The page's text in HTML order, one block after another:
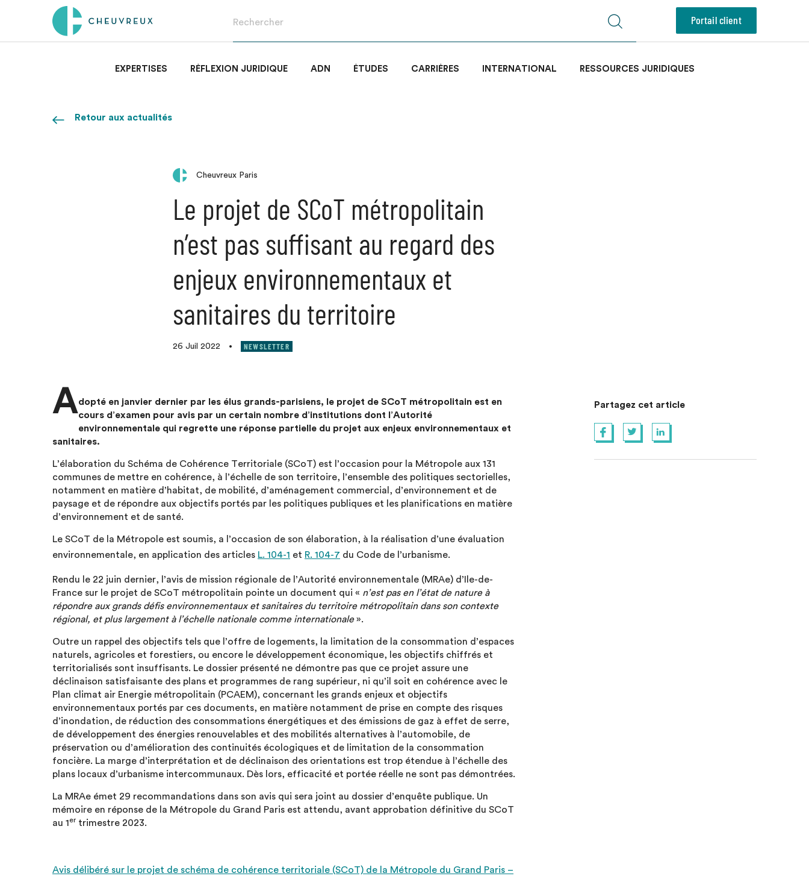
Portail client
EXPERTISES RÉFLEXION JURIDIQUE ADN ÉTUDES CARRIÈRES INTERNATIONAL RESSOURCES JURIDIQUES
Retour aux actualités
Cheuvreux Paris
Le projet de SCoT métropolitain
n’est pas suffisant au regard des
enjeux environnementaux et
sanitaires du territoire
26 Juil 2022 • NEWSLETTER
Adopté en janvier dernier par les élus grands-parisiens, le projet de SCoT métropolitain est en
cours d’examen pour avis par un certain nombre d’institutions dont l’Autorité
environnementale qui regrette une réponse partielle du projet aux enjeux environnementaux et
sanitaires.
L’élaboration du Schéma de Cohérence Territoriale (SCoT) est l’occasion pour la Métropole aux 131
communes de mettre en cohérence, à l’échelle de son territoire, l’ensemble des politiques sectorielles,
notamment en matière d’habitat, de mobilité, d’aménagement commercial, d’environnement et de
paysage et de répondre aux objectifs portés par les politiques publiques et les planifications en matière
d’environnement et de santé.
Le SCoT de la Métropole est soumis, a l’occasion de son élaboration, à la réalisation d’une évaluation
environnementale, en application des articles L. 104-1 et R. 104-7 du Code de l’urbanisme.
Rendu le 22 juin dernier, l’avis de mission régionale de l’Autorité environnementale (MRAe) d’Ile-de-
France sur le projet de SCoT métropolitain pointe un document qui « n’est pas en l’état de nature à
répondre aux grands défis environnementaux et sanitaires du territoire métropolitain dans son contexte
régional, et plus largement à l’échelle nationale comme internationale».
Outre un rappel des objectifs tels que l’offre de logements, la limitation de la consommation d’espaces
naturels, agricoles et forestiers, ou encore le développement économique, les objectifs chiffrés et
territorialisés sont insuffisants. Le dossier présenté ne démontre pas que ce projet assure une
déclinaison satisfaisante des plans et programmes de rang supérieur, ni qu’il soit en cohérence avec le
Plan climat air Energie métropolitain (PCAEM), concernant les grands enjeux et objectifs
environnementaux portés par ces documents, en matière notamment de prise en compte des risques
d’inondation, de réduction des consommations énergétiques et des émissions de gaz à effet de serre,
de développement des énergies renouvelables et des mobilités alternatives à l’automobile, de
préservation ou d’amélioration des continuités écologiques et de limitation de la consommation
foncière. La marge d’interprétation et de déclinaison des orientations est trop étendue à l’échelle des
plans locaux d’urbanisme intercommunaux. Dès lors, efficacité et portée réelle ne sont pas démontrées.
La MRAe émet 29 recommandations dans son avis qui sera joint au dossier d’enquête publique. Un
mémoire en réponse de la Métropole du Grand Paris est attendu, avant approbation définitive du SCoT
au 1er trimestre 2023.
Avis délibéré sur le projet de schéma de cohérence territoriale (SCoT) de la Métropole du Grand Paris –
Partagez cet article